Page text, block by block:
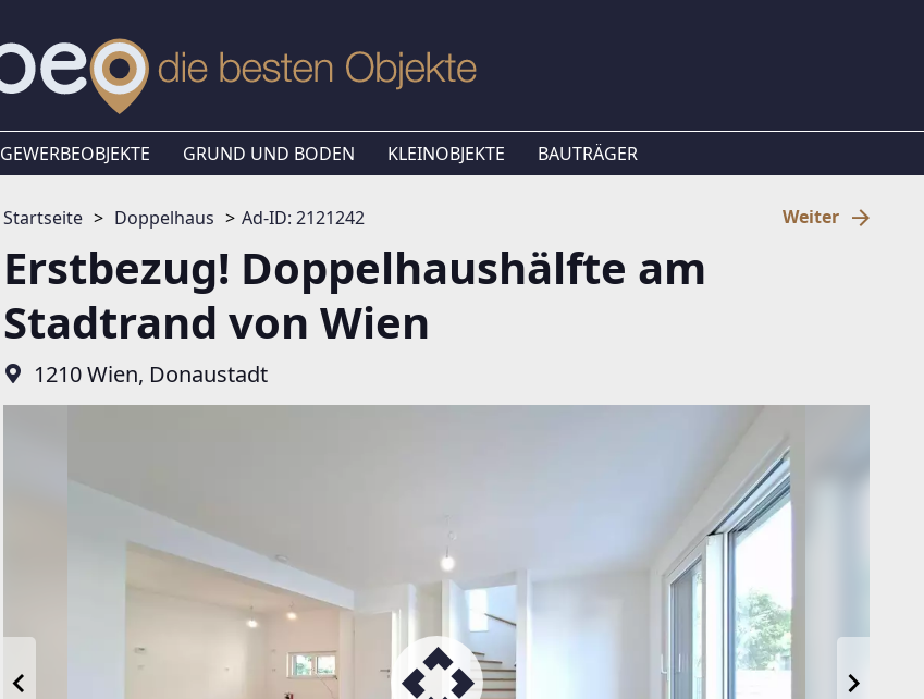
GEWERBEOBJEKTE GRUND UND BODEN KLEINOBJEKTE BAUTRÄGER
Startseite Doppelhaus Ad-ID: 2121242 Weiter
Erstbezug! Doppelhaushälfte am
Stadtrand von Wien
1210 Wien, Donaustadt